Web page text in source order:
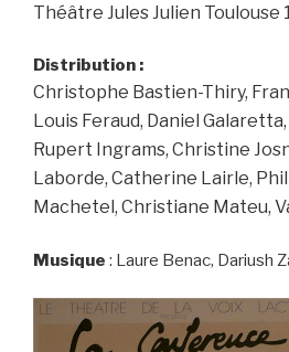
Théâtre Jules Julien Toulouse
Distribution :
Christophe Bastien-Thiry,
Louis Feraud, Daniel
Rupert Ingrams, Christine
Laborde, Catherine Lairle,
Machetel, Christiane Mateu,
Musique : Laure Benac, Dariush